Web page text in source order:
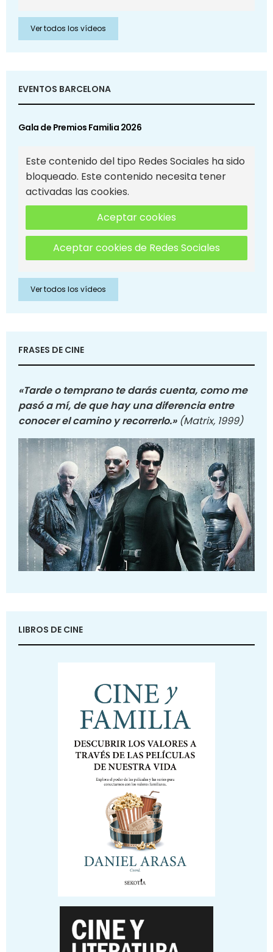
Ver todos los vídeos
EVENTOS BARCELONA
Gala de Premios Familia 2026
Este contenido del tipo Redes Sociales ha sido
bloqueado. Este contenido necesita tener
activadas las cookies.
Aceptar cookies
Aceptar cookies de Redes Sociales
Ver todos los vídeos
FRASES DE CINE
«Tarde o temprano te darás cuenta, como me
pasó a mí, de que hay una diferencia entre
conocer el camino y recorrerlo.» (Matrix, 1999)
LIBROS DE CINE